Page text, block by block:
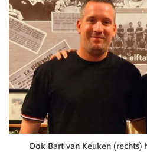
Ook Bart van Keuken